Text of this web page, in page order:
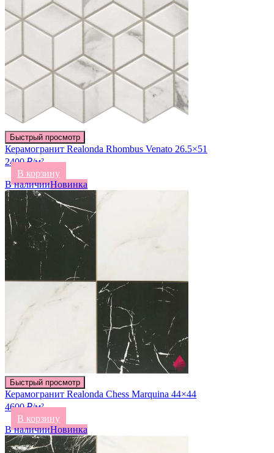
Быстрый просмотр
Керамогранит Realonda Rhombus Venato 26.5×51
2400 ₽/м²
В корзину
В наличииНовинка
Быстрый просмотр
Керамогранит Realonda Chess Marquina 44×44
4600 ₽/м²
В корзину
В наличииНовинка